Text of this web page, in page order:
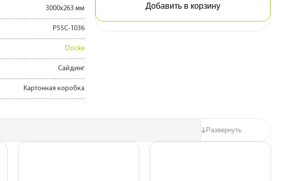
3000х263 мм
PSSC-1036
Docke
Сайдинг
Картонная коробка
Добавить в корзину